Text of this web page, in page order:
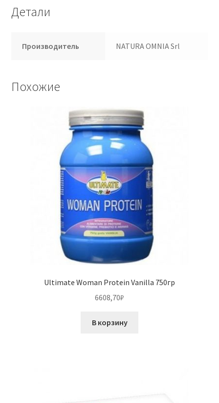
Детали
Производитель NATURA OMNIA Srl
Похожие
Ultimate Woman Protein Vanilla 750гр
6608,70₽
В корзину